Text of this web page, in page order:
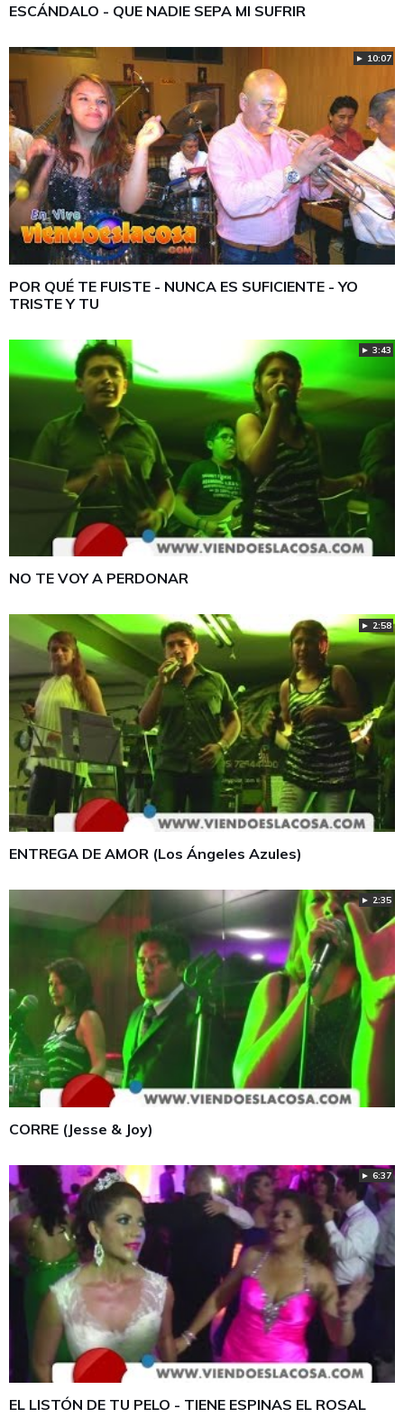
ESCÁNDALO - QUE NADIE SEPA MI SUFRIR
► 10:07
POR QUÉ TE FUISTE - NUNCA ES SUFICIENTE - YO
TRISTE Y TU
► 3:43
NO TE VOY A PERDONAR
► 2:58
ENTREGA DE AMOR (Los Ángeles Azules)
► 2:35
CORRE (Jesse & Joy)
► 6:37
EL LISTÓN DE TU PELO - TIENE ESPINAS EL ROSAL